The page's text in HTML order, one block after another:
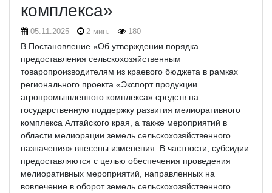
комплекса»
05.11.2025 2 мин. 180
В Постановление «Об утверждении порядка
предоставления сельскохозяйственным
товаропроизводителям из краевого бюджета в рамках
регионального проекта «Экспорт продукции
агропромышленного комплекса» средств на
государственную поддержку развития мелиоративного
комплекса Алтайского края, а также мероприятий в
области мелиорации земель сельскохозяйственного
назначения» внесены изменения.
В частности, субсидии
предоставляются с целью обеспечения проведения
мелиоративных мероприятий, направленных на
вовлечение в оборот земель сельскохозяйственного